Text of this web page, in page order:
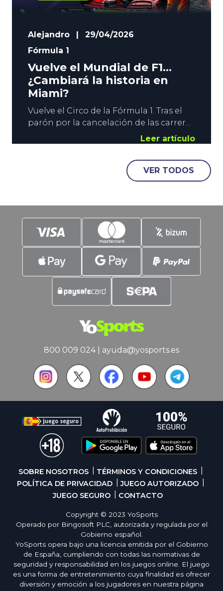
Alejandro |
29/04/2026
Fórmula 1
Vuelve el Mundial de F1…
¿Cambiará la historia en
Miami?
Vuelve el Circo de la Fórmula 1. Tras el
parón por la cancelación de las carreras
que debían disputarse en Bahrein y en
Arabia Saudí, se reanuda el Mundial de
F1 con el GP de Miami.Tras un mes de
parón, las escuderías han intentado
mejorar sus prestaciones. ¿Lo habrán
Leer artículo
VER TODOS
800 009 024| ayuda@yosports.es
SOBRE NOSOTROS
TÉRMINOS Y CONDICIONES
POLÍTICA DE PRIVACIDAD
JUEGO AUTORIZADO
JUEGO SEGURO
CONTACTO
Copyright © 2023 YoSports
Operado por Bingosoft PLC, autorizada y regulada por el
Gobierno español.
YoSports opera bajo una licencia emitida por el Gobierno
de España, cumpliendo con todas las normativas de
seguridad y responsabilidad en los juegos online. El juego
es una forma de entretenimiento cuya finalidad es ofrecer
diversión y emoción a los jugadores en nuestra página